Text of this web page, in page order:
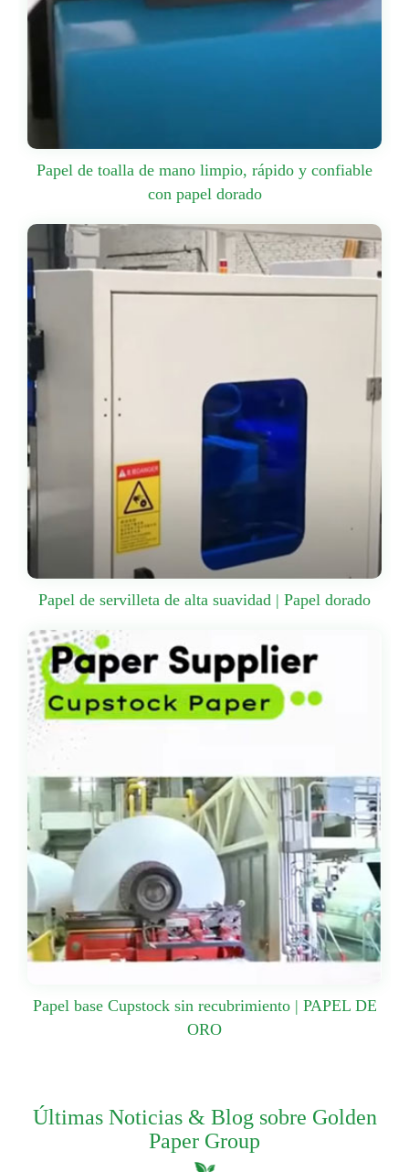
Papel de toalla de mano limpio, rápido y confiable
con papel dorado
Papel de servilleta de alta suavidad | Papel dorado
Papel base Cupstock sin recubrimiento | PAPEL DE
ORO
Últimas Noticias & Blog sobre Golden
Paper Group